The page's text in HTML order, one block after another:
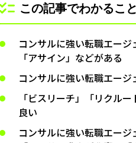
この記事でわかること
コンサルに強い転職エー
「アサイン」などがある
コンサルに強い転職エー
「ビスリーチ」「リクル
良い
コンサルに強い転職エー